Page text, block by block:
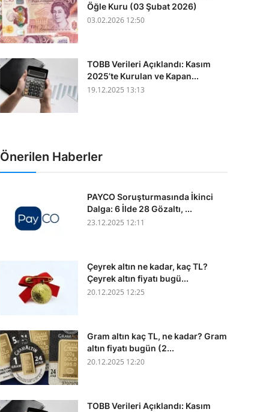
Öğle Kuru (03 Şubat 2026)
03.02.2026 12:50
TOBB Verileri Açıklandı: Kasım
2025’te Kurulan ve Kapan...
19.12.2025 13:13
Önerilen Haberler
PAYCO Soruşturmasında İkinci
Dalga: 6 İlde 28 Gözaltı, ...
23.12.2025 12:11
Çeyrek altın ne kadar, kaç TL?
Çeyrek altın fiyatı bugü...
20.12.2025 12:25
Gram altın kaç TL, ne kadar? Gram
altın fiyatı bugün (2...
20.12.2025 12:20
TOBB Verileri Açıklandı: Kasım